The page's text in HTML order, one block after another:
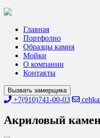
Главная
Портфолио
Образцы камня
Мойки
О компании
Контакты
Вызвать замерщика
+7(910)741-00-03
Акриловый